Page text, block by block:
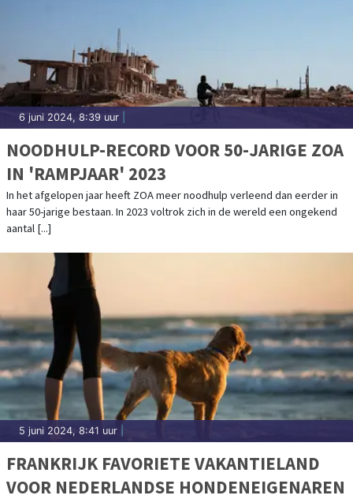
6 juni 2024, 8:39 uur
NOODHULP-RECORD VOOR 50-JARIGE ZOA
IN 'RAMPJAAR' 2023
In het afgelopen jaar heeft ZOA meer noodhulp verleend dan eerder in
haar 50-jarige bestaan. In 2023 voltrok zich in de wereld een ongekend
aantal [...]
5 juni 2024, 8:41 uur
FRANKRIJK FAVORIETE VAKANTIELAND
VOOR NEDERLANDSE HONDENEIGENAREN